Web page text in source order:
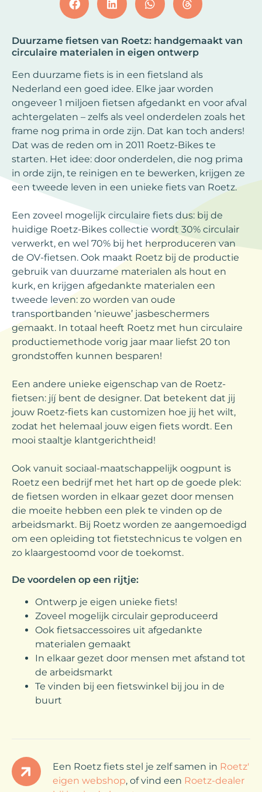
Duurzame fietsen van Roetz: handgemaakt van
circulaire materialen in eigen ontwerp
Een duurzame fiets is in een fietsland als
Nederland een goed idee. Elke jaar worden
ongeveer 1 miljoen fietsen afgedankt en voor afval
achtergelaten – zelfs als veel onderdelen zoals het
frame nog prima in orde zijn. Dat kan toch anders!
Dat was de reden om in 2011 Roetz-Bikes te
starten. Het idee: door onderdelen, die nog prima
in orde zijn, te reinigen en te bewerken, krijgen ze
een tweede leven in een unieke fiets van Roetz.
Een zoveel mogelijk circulaire fiets dus: bij de
huidige Roetz-Bikes collectie wordt 30% circulair
verwerkt, en wel 70% bij het herproduceren van
de OV-fietsen. Ook maakt Roetz bij de productie
gebruik van duurzame materialen als hout en
kurk, en krijgen afgedankte materialen een
tweede leven: zo worden van oude
transportbanden ‘nieuwe’ jasbeschermers
gemaakt. In totaal heeft Roetz met hun circulaire
productiemethode vorig jaar maar liefst 20 ton
grondstoffen kunnen besparen!
Een andere unieke eigenschap van de Roetz-
fietsen: jíj bent de designer. Dat betekent dat jij
jouw Roetz-fiets kan customizen hoe jij het wilt,
zodat het helemaal jouw eigen fiets wordt. Een
mooi staaltje klantgerichtheid!
Ook vanuit sociaal-maatschappelijk oogpunt is
Roetz een bedrijf met het hart op de goede plek:
de fietsen worden in elkaar gezet door mensen
die moeite hebben een plek te vinden op de
arbeidsmarkt. Bij Roetz worden ze aangemoedigd
om een opleiding tot fietstechnicus te volgen en
zo klaargestoomd voor de toekomst.
De voordelen op een rijtje:
Ontwerp je eigen unieke fiets!
Zoveel mogelijk circulair geproduceerd
Ook fietsaccessoires uit afgedankte
materialen gemaakt
In elkaar gezet door mensen met afstand tot
de arbeidsmarkt
Te vinden bij een fietswinkel bij jou in de
buurt
Een Roetz fiets stel je zelf samen in Roetz'
eigen webshop, of vind een Roetz-dealer